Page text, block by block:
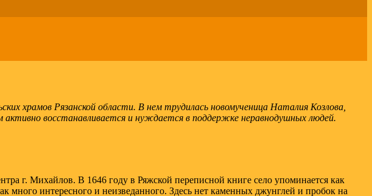
храмов Рязанской области. В нем трудилась новомученица Наталия Козлова,
активно восстанавливается и нуждается в поддержке неравнодушных людей.
г. Михайлов. В 1646 году в Ряжской переписной книге село упоминается как
много интересного и неизведанного. Здесь нет каменных джунглей и пробок на